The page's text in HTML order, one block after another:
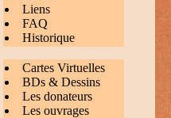
Liens
FAQ
Historique
Cartes Virtuelles
BDs & Dessins
Les donateurs
Les ouvrages